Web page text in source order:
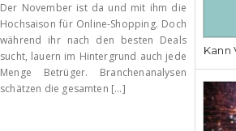
Der November ist da und mit ihm die
Hochsaison für Online-Shopping. Doch
während ihr nach den besten Deals
sucht, lauern im Hintergrund auch jede
Menge Betrüger. Branchenanalysen
schätzen die gesamten [...]
Kann